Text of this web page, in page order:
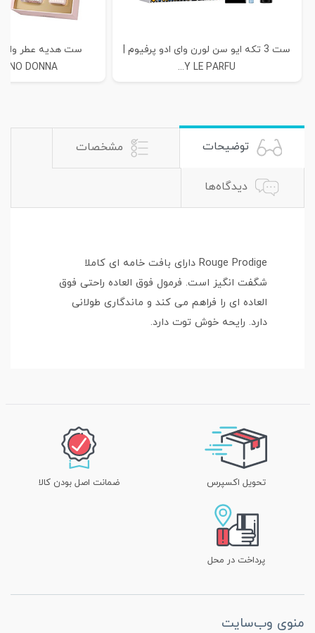
ست 3 تکه ایو سن لورن وای ادو پرفیوم |
Y LE PARFU...
ست هدیه عطر
DONNA...
توضیحات مشخصات
دیدگاه‌ها
Rouge Prodige دارای بافت خامه ای کاملا
شگفت انگیز است. فرمول فوق العاده راحتی فوق
العاده ای را فراهم می کند و ماندگاری طولانی
دارد. رایحه خوش توت دارد.
تحویل اکسپرس ضمانت اصل بودن کالا
پرداخت در محل
منوی وب‌سایت